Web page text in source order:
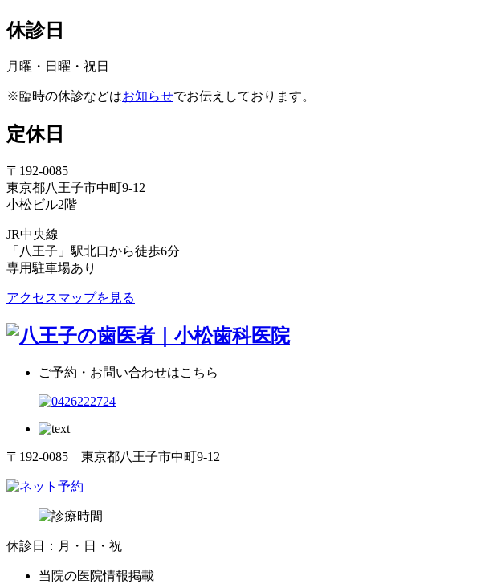
休診日
月曜・日曜・祝日
※臨時の休診などはお知らせでお伝えしております。
定休日
〒192-0085
東京都八王子市中町9-12
小松ビル2階
JR中央線
「八王子」駅北口から徒歩6分
専用駐車場あり
アクセスマップを見る
ご予約・お問い合わせはこちら
〒192-0085 東京都八王子市中町9-12
休診日：月・日・祝
当院の医院情報掲載